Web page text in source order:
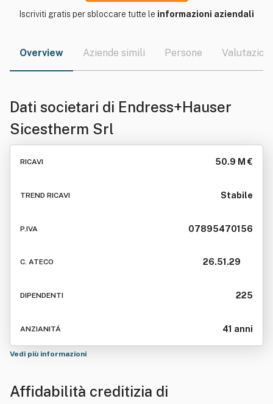
Iscriviti gratis per sbloccare tutte le informazioni aziendali
Overview Aziende simili Persone Valutazioni
Dati societari di Endress+Hauser
Sicestherm Srl
RICAVI 50.9 M €
TREND RICAVI Stabile
P.IVA 07895470156
C. ATECO 26.51.29
DIPENDENTI 225
ANZIANITÁ 41 anni
Vedi più informazioni
Affidabilità creditizia di